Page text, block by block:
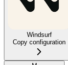
Windsurf
Copy configuration